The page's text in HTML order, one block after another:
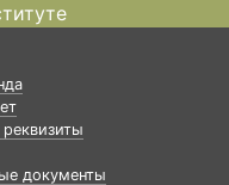
документы